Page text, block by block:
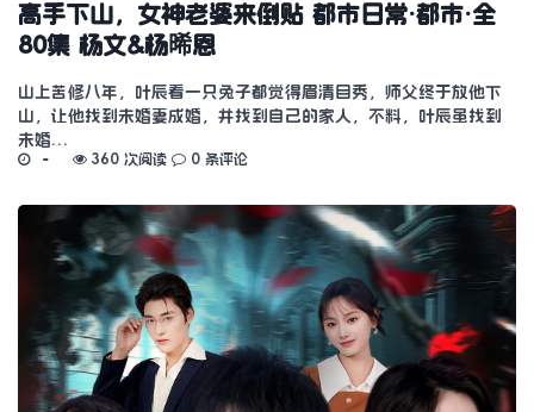
高手下山，女神老婆来倒贴 都市日常·都市·全
80集 杨文&杨晞恩
山上苦修八年，叶辰看一只兔子都觉得眉清目秀，师父终于放他下
山，让他找到未婚妻成婚，并找到自己的家人，不料，叶辰虽找到
未婚…
360 次阅读 0 条评论